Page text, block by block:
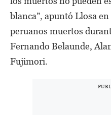
blanca”, apuntó Llosa
peruanos muertos
Fernando Belaunde,
Fujimori.